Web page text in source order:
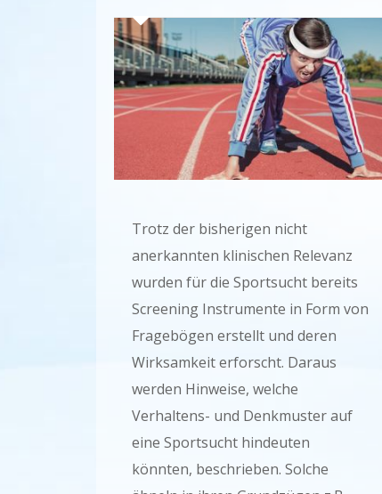
Trotz der bisherigen nicht
anerkannten klinischen Relevanz
wurden für die Sportsucht bereits
Screening Instrumente in Form von
Fragebögen erstellt und deren
Wirksamkeit erforscht. Daraus
werden Hinweise, welche
Verhaltens- und Denkmuster auf
eine Sportsucht hindeuten
könnten, beschrieben. Solche